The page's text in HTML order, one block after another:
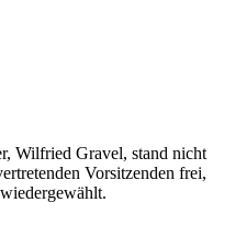
Wilfried Gravel, stand nicht
Vorsitzenden frei,